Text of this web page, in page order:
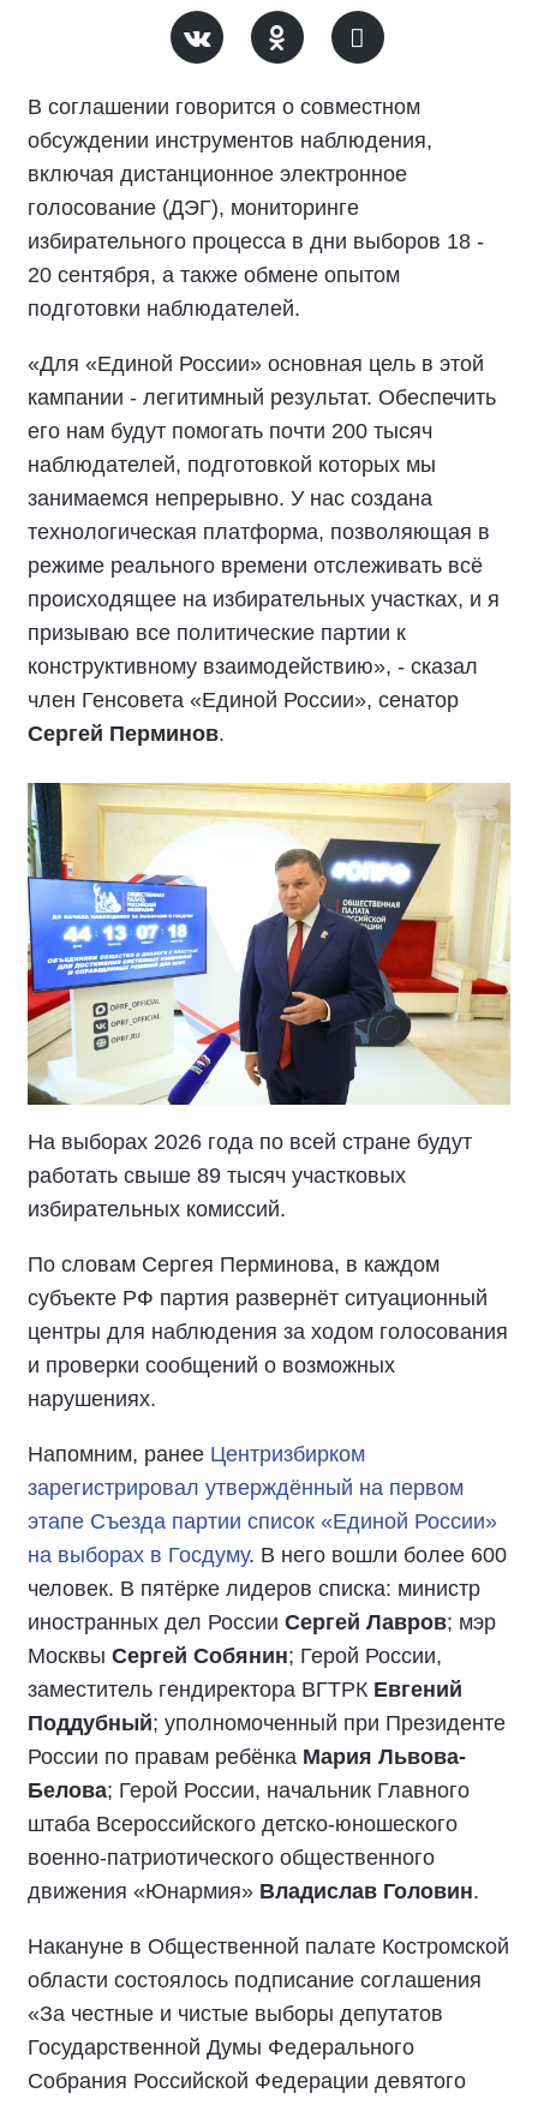
В соглашении говорится о совместном
обсуждении инструментов наблюдения,
включая дистанционное электронное
голосование (ДЭГ), мониторинге
избирательного процесса в дни выборов 18 -
20 сентября, а также обмене опытом
подготовки наблюдателей.
«Для «Единой России» основная цель в этой
кампании - легитимный результат. Обеспечить
его нам будут помогать почти 200 тысяч
наблюдателей, подготовкой которых мы
занимаемся непрерывно. У нас создана
технологическая платформа, позволяющая в
режиме реального времени отслеживать всё
происходящее на избирательных участках, и я
призываю все политические партии к
конструктивному взаимодействию», - сказал
член Генсовета «Единой России», сенатор
Сергей Перминов.
На выборах 2026 года по всей стране будут
работать свыше 89 тысяч участковых
избирательных комиссий.
По словам Сергея Перминова, в каждом
субъекте РФ партия развернёт ситуационный
центры для наблюдения за ходом голосования
и проверки сообщений о возможных
нарушениях.
Напомним, ранее Центризбирком
зарегистрировал утверждённый на первом
этапе Съезда партии список «Единой России»
на выборах в Госдуму. В него вошли более 600
человек. В пятёрке лидеров списка: министр
иностранных дел России Сергей Лавров; мэр
Москвы Сергей Собянин; Герой России,
заместитель гендиректора ВГТРК Евгений
Поддубный; уполномоченный при Президенте
России по правам ребёнка Мария Львова-
Белова; Герой России, начальник Главного
штаба Всероссийского детско-юношеского
военно-патриотического общественного
движения «Юнармия» Владислав Головин.
Накануне в Общественной палате Костромской
области состоялось подписание соглашения
«За честные и чистые выборы депутатов
Государственной Думы Федерального
Собрания Российской Федерации девятого